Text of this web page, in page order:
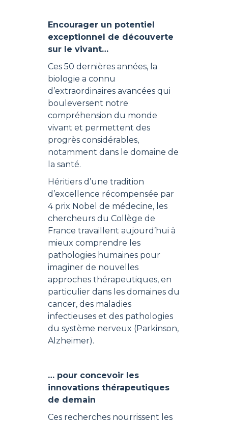
Encourager un potentiel
exceptionnel de découverte
sur le vivant…
Ces 50 dernières années, la
biologie a connu
d’extraordinaires avancées qui
bouleversent notre
compréhension du monde
vivant et permettent des
progrès considérables,
notamment dans le domaine de
la santé.
Héritiers d’une tradition
d’excellence récompensée par
4 prix Nobel de médecine, les
chercheurs du Collège de
France travaillent aujourd’hui à
mieux comprendre les
pathologies humaines pour
imaginer de nouvelles
approches thérapeutiques, en
particulier dans les domaines du
cancer, des maladies
infectieuses et des pathologies
du système nerveux (Parkinson,
Alzheimer).
… pour concevoir les
innovations thérapeutiques
de demain
Ces recherches nourrissent les